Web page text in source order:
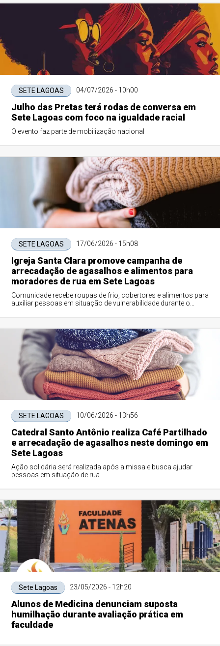
SETE LAGOAS 04/07/2026 - 10h00
Julho das Pretas terá rodas de conversa em
Sete Lagoas com foco na igualdade racial
O evento faz parte de mobilização nacional
SETE LAGOAS 17/06/2026 - 15h08
Igreja Santa Clara promove campanha de
arrecadação de agasalhos e alimentos para
moradores de rua em Sete Lagoas
Comunidade recebe roupas de frio, cobertores e alimentos para
auxiliar pessoas em situação de vulnerabilidade durante o
SETE LAGOAS 10/06/2026 - 13h56
Catedral Santo Antônio realiza Café Partilhado
e arrecadação de agasalhos neste domingo em
Sete Lagoas
Ação solidária será realizada após a missa e busca ajudar
pessoas em situação de rua
Sete Lagoas 23/05/2026 - 12h20
Alunos de Medicina denunciam suposta
humilhação durante avaliação prática em
faculdade